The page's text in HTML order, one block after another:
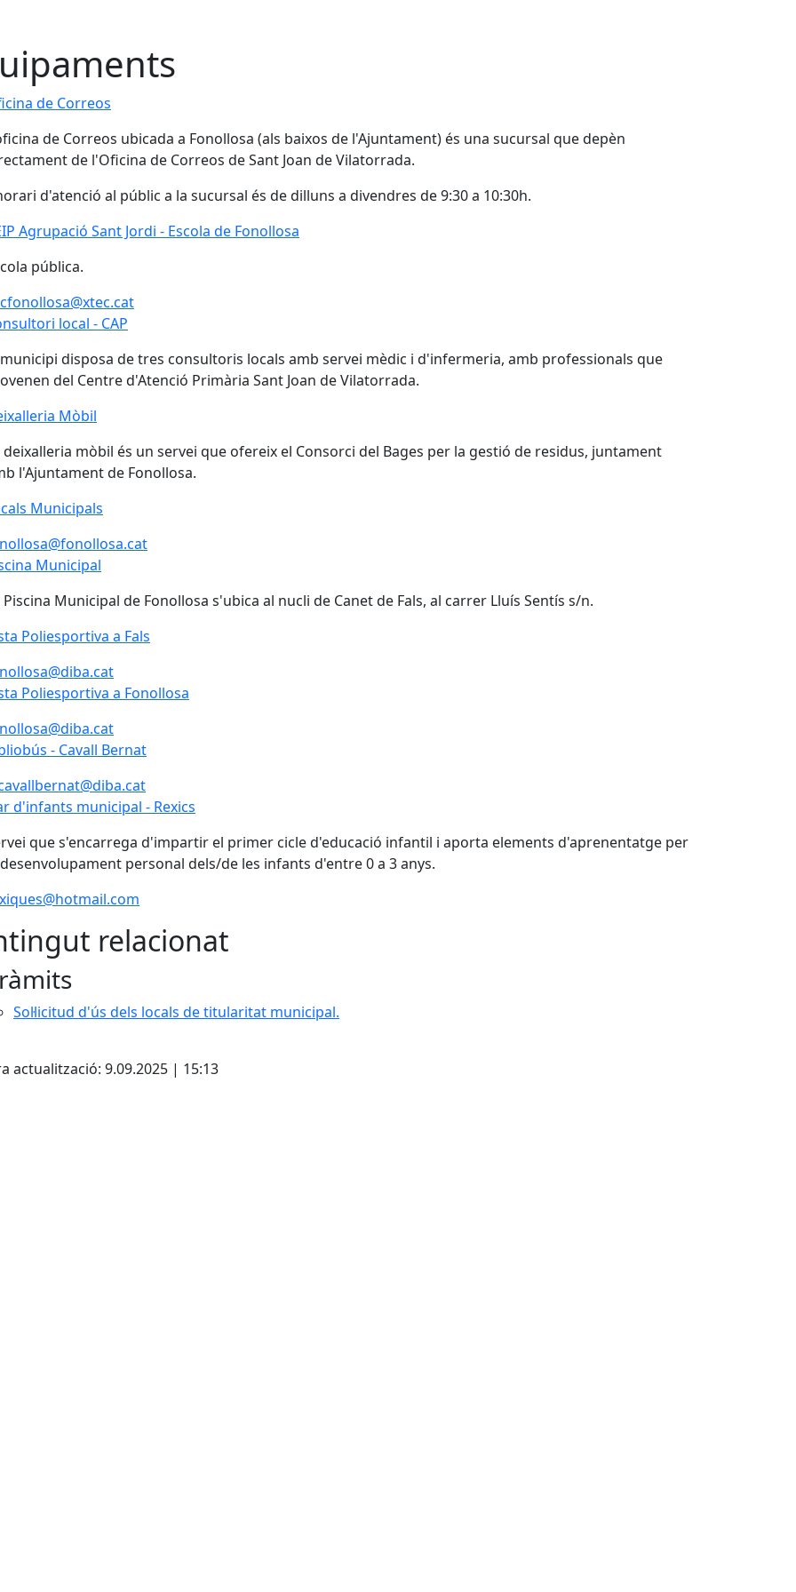
de Correos
de Correos ubicada a Fonollosa (als baixos de l'Ajuntament) és una sucursal que depèn
de l'Oficina de Correos de Sant Joan de Vilatorrada.
d'atenció al públic a la sucursal és de dilluns a divendres de 9:30 a 10:30h.
Agrupació Sant Jordi - Escola de Fonollosa
Agrupació Sant Jordi - Escola de Fonollosa
pública.
local - CAP
municipi disposa de tres consultoris locals amb servei mèdic i d'infermeria, amb professionals que
del Centre d'Atenció Primària Sant Joan de Vilatorrada.
Mòbil
deixalleria mòbil és un servei que ofereix el Consorci del Bages per la gestió de residus, juntament
l'Ajuntament de Fonollosa.
Municipals
Municipals
Municipal
Municipal
Piscina Municipal de Fonollosa s'ubica al nucli de Canet de Fals, al carrer Lluís Sentís s/n.
Poliesportiva a Fals
Poliesportiva a Fonollosa
- Cavall Bernat
- Cavall Bernat
d'infants municipal - Rexics
d'infants municipal - Rexics
que s'encarrega d'impartir el primer cicle d'educació infantil i aporta elements d'aprenentatge per
personal dels/de les infants d'entre 0 a 3 anys.
relacionat
Sol·licitud d'ús dels locals de titularitat municipal.
actualització: 9.09.2025 | 15:13